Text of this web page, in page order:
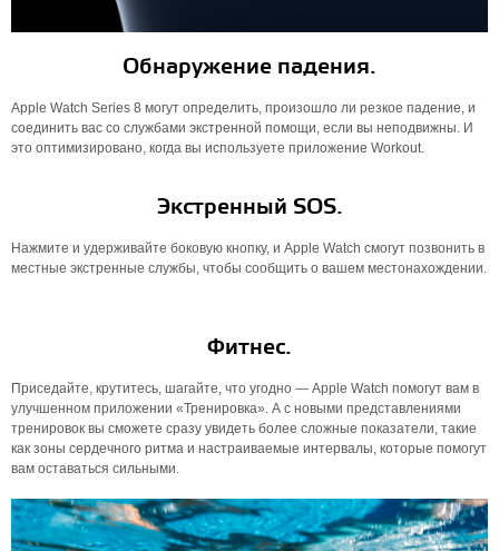
Обнаружение падения.
Apple Watch Series 8 могут определить, произошло ли резкое падение, и
соединить вас со службами экстренной помощи, если вы неподвижны. И
это оптимизировано, когда вы используете приложение Workout.
Экстренный SOS.
Нажмите и удерживайте боковую кнопку, и Apple Watch смогут позвонить в
местные экстренные службы, чтобы сообщить о вашем местонахождении.
Фитнес.
Приседайте, крутитесь, шагайте, что угодно — Apple Watch помогут вам в
улучшенном приложении «Тренировка». А с новыми представлениями
тренировок вы сможете сразу увидеть более сложные показатели, такие
как зоны сердечного ритма и настраиваемые интервалы, которые помогут
вам оставаться сильными.